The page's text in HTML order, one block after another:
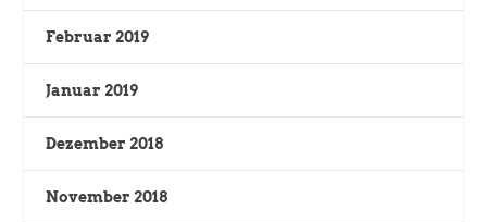
Februar 2019
Januar 2019
Dezember 2018
November 2018